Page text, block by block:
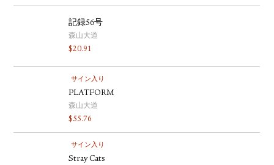
記録56号
森山大道
$20.91
サイン入り
PLATFORM
森山大道
$55.76
サイン入り
Stray Cats